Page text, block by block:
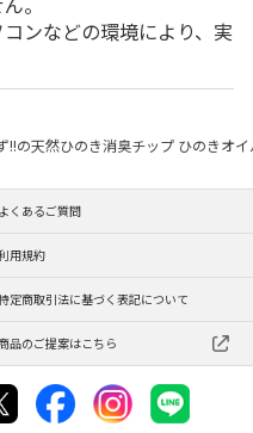
ンなどの環境により、実
!!の天然ひのき消臭チップ ひのきオ
よくあるご質問
用規約
定商取引法に基づく表記について
品のご提案はこちら